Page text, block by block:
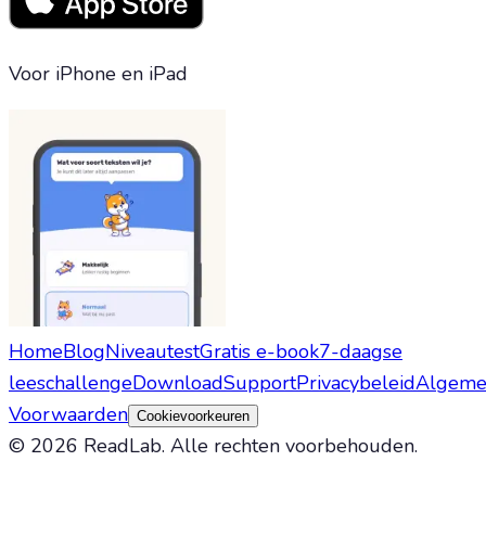
Voor iPhone en iPad
HomeBlogNiveautestGratis e-book7-daagse
leeschallengeDownloadSupportPrivacybeleid
Voorwaarden Cookievoorkeuren
© 2026 ReadLab. Alle rechten voorbehouden.